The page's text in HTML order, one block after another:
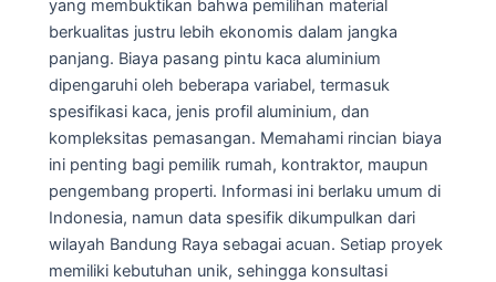
yang membuktikan bahwa pemilihan material
berkualitas justru lebih ekonomis dalam jangka
panjang. Biaya pasang pintu kaca aluminium
dipengaruhi oleh beberapa variabel, termasuk
spesifikasi kaca, jenis profil aluminium, dan
kompleksitas pemasangan. Memahami rincian biaya
ini penting bagi pemilik rumah, kontraktor, maupun
pengembang properti. Informasi ini berlaku umum di
Indonesia, namun data spesifik dikumpulkan dari
wilayah Bandung Raya sebagai acuan. Setiap proyek
memiliki kebutuhan unik, sehingga konsultasi